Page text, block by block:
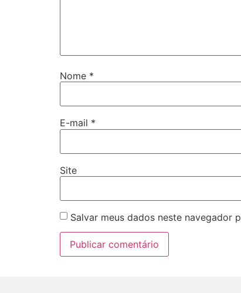
Nome *
E-mail *
Site
Salvar meus dados neste navegador